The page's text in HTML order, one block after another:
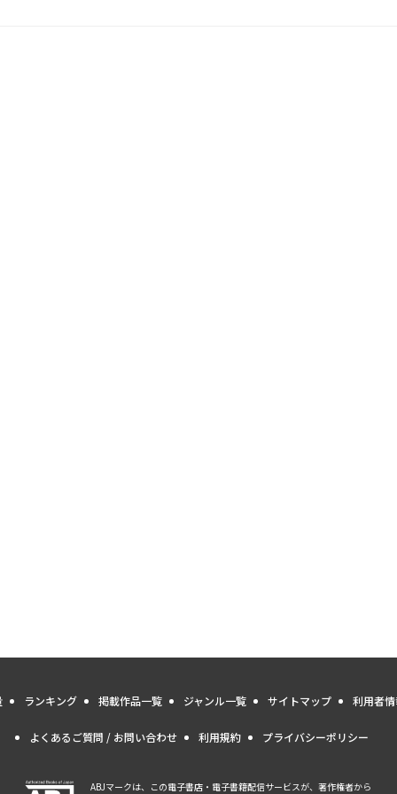
ランキング 掲載作品一覧 ジャンル一覧 サイトマップ 利用者
よくあるご質問 / お問い合わせ 利用規約 プライバシーポリシー
ABJマークは、この電子書店・電子書籍配信サービスが、著作権者から